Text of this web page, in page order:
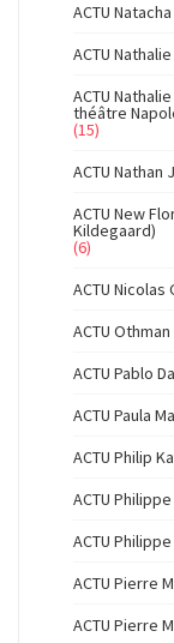
ACTU
ACTU
ACTU
théâtre
(15)
ACTU Nathan
ACTU New
Kildegaard)
(6)
ACTU
ACTU
ACTU Pablo
ACTU Paula
ACTU Philip
ACTU
ACTU
ACTU Pierre
ACTU Pierre